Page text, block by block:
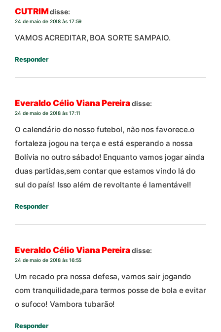
CUTRIMdisse:
24 de maio de 2018 às 17:59
VAMOS ACREDITAR, BOA SORTE SAMPAIO.
Responder
Everaldo Célio Viana Pereiradisse:
24 de maio de 2018 às 17:11
O calendário do nosso futebol, não nos favorece.o
fortaleza jogou na terça e está esperando a nossa
Bolívia no outro sábado! Enquanto vamos jogar ainda
duas partidas,sem contar que estamos vindo lá do
sul do país! Isso além de revoltante é lamentável!
Responder
Everaldo Célio Viana Pereiradisse:
24 de maio de 2018 às 16:55
Um recado pra nossa defesa, vamos sair jogando
com tranquilidade,para termos posse de bola e evitar
o sufoco! Vambora tubarão!
Responder